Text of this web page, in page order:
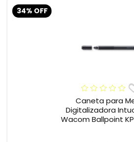
34% OFF
Caneta para
Digitalizadora
Wacom Ballpoint